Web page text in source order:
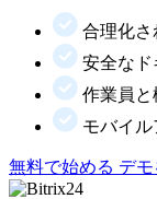
合理化さ
安全なド
作業員と
モバイ
無料で始める デ